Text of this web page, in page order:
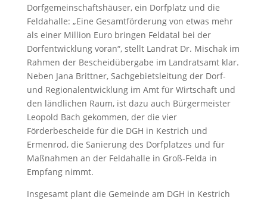
Dorfgemeinschaftshäuser, ein Dorfplatz und die
Feldahalle: „Eine Gesamtförderung von etwas mehr
als einer Million Euro bringen Feldatal bei der
Dorfentwicklung voran“, stellt Landrat Dr. Mischak im
Rahmen der Bescheidübergabe im Landratsamt klar.
Neben Jana Brittner, Sachgebietsleitung der Dorf-
und Regionalentwicklung im Amt für Wirtschaft und
den ländlichen Raum, ist dazu auch Bürgermeister
Leopold Bach gekommen, der die vier
Förderbescheide für die DGH in Kestrich und
Ermenrod, die Sanierung des Dorfplatzes und für
Maßnahmen an der Feldahalle in Groß-Felda in
Empfang nimmt.
Insgesamt plant die Gemeinde am DGH in Kestrich